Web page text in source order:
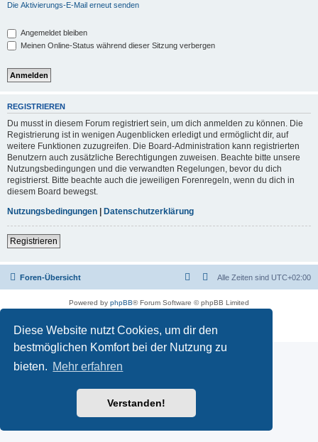
Diese Website nutzt Cookies, um dir den
bestmöglichen Komfort bei der Nutzung zu
bieten. Mehr erfahren
Verstanden!
Die Aktivierungs-E-Mail erneut senden
Angemeldet bleiben
Meinen Online-Status während dieser Sitzung verbergen
REGISTRIEREN
Du musst in diesem Forum registriert sein, um dich anmelden zu können. Die
Registrierung ist in wenigen Augenblicken erledigt und ermöglicht dir, auf
weitere Funktionen zuzugreifen. Die Board-Administration kann registrierten
Benutzern auch zusätzliche Berechtigungen zuweisen. Beachte bitte unsere
Nutzungsbedingungen und die verwandten Regelungen, bevor du dich
registrierst. Bitte beachte auch die jeweiligen Forenregeln, wenn du dich in
diesem Board bewegst.
Nutzungsbedingungen | Datenschutzerklärung
Registrieren
Foren-Übersicht Alle Zeiten sind UTC+02:00
Powered by phpBB® Forum Software © phpBB Limited
Datenschutz|Nutzungsbedingungen